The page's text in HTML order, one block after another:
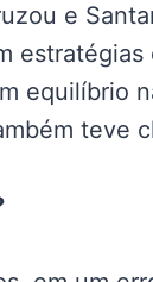
e
equilíbrio
teve